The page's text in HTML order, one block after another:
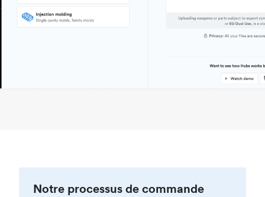
Notre processus de commande